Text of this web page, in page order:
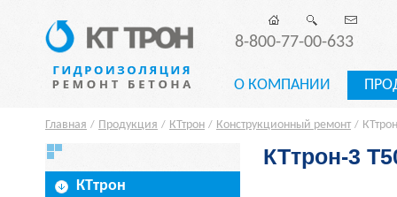
8-800-77-00-633
О КОМПАНИИ
Главная / Продукция / КТтрон / Конструкционный ремонт /
КТтрон
КТтрон-3